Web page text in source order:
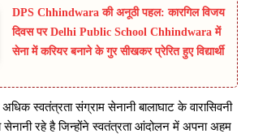
DPS Chhindwara की अनूठी पहल: कारगिल विजय
दिवस पर Delhi Public School Chhindwara में
सेना में करियर बनाने के गुर सीखकर प्रेरित हुए विद्यार्थी
स्वतंत्रता संग्राम सेनानी बालाघाट के वारासिवनी
सेनानी रहे है जिन्होंने स्वतंत्रता आंदोलन में अपना अहम